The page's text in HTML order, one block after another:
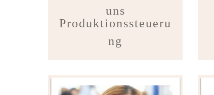
uns
Produktionssteueru
ng